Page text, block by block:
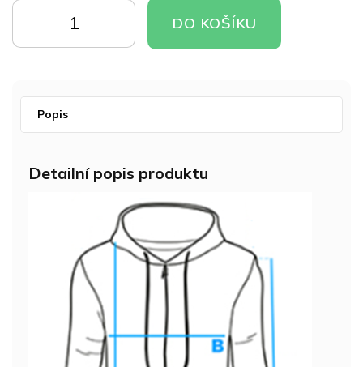
cena:
KOŠÍKU
KOŠÍKU
DO KOŠÍKU
Popis
Detailní popis produktu